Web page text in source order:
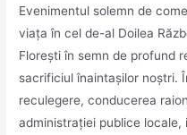
Evenimentul solemn de
viața în cel de-al Doilea
Florești în semn de profund
sacrificiul înaintașilor noștri.
reculegere, conducerea
administrației publice